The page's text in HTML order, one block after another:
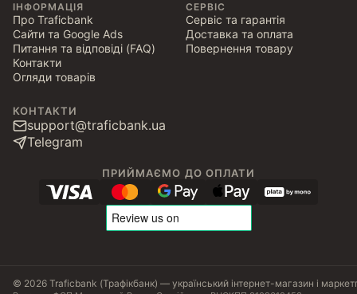
ІНФОРМАЦІЯ
Про Traficbank
Сайти та Google Ads
Питання та відповіді (FAQ)
Контакти
Огляди товарів
СЕРВІС
Сервіс та гарантія
Доставка та оплата
Повернення товару
КОНТАКТИ
support@traficbank.ua
Telegram
ПРИЙМАЄМО ДО ОПЛАТИ
© 2026 Traficbank (Трафікбанк) — український інтернет-магазин і